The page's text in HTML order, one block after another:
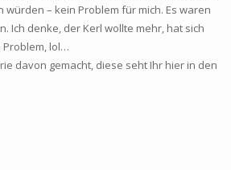
würden – kein Problem für mich. Es waren
Ich denke, der Kerl wollte mehr, hat sich
Problem, lol…
davon gemacht, diese seht Ihr hier in den